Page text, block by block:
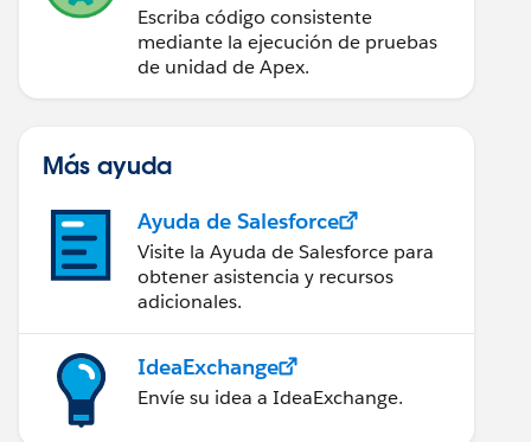
||Trigger.oldMap.get(opp.Id).StageName!='Closed
lost')) {
== 'CLOSED_LOST') {
Escriba código consistente
mediante la ejecución de pruebas
de unidad de Apex.
Más ayuda
Ayuda de Salesforce
Visite la Ayuda de Salesforce para
obtener asistencia y recursos
adicionales.
IdeaExchange
Envíe su idea a IdeaExchange.